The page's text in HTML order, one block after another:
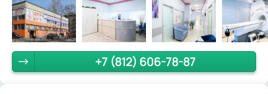
+7 (812) 606-78-87